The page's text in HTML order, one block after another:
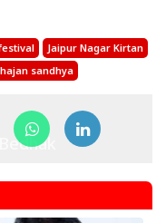
Jaipur Nagar Kirtan
sandhya